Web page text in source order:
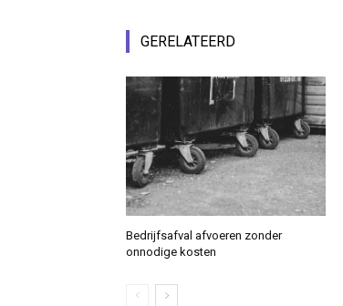
GERELATEERD
Bedrijfsafval afvoeren zonder
onnodige kosten